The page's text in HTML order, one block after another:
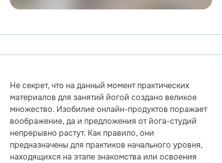
Не секрет, что на данный момент практических
материалов для занятий йогой создано великое
множество. Изобилие онлайн-продуктов поражает
воображение, да и предложения от йога-студий
непрерывно растут. Как правило, они
предназначены для практиков начального уровня,
находящихся на этапе знакомства или освоения